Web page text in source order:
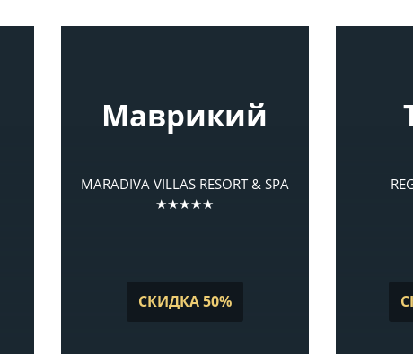
Маврикий
MARADIVA VILLAS RESORT & SPA
★★★★★
СКИДКА 50%